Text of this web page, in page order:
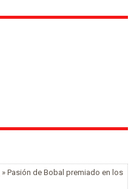
» Pasión de Bobal premiado en los